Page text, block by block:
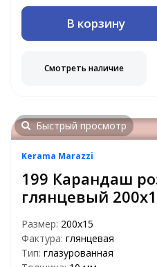
В корзину
Смотреть наличие
Быстрый просмотр
Kerama Marazzi
199 Карандаш
глянцевый
Размер: 200х15
Фактура: глянцевая
Тип: глазурованная